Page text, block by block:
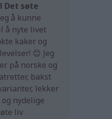
Det søte
å kunne
å nyte livet
kaker og
😊 Jeg
på norske og
bakst
lekker
nydelige
liv